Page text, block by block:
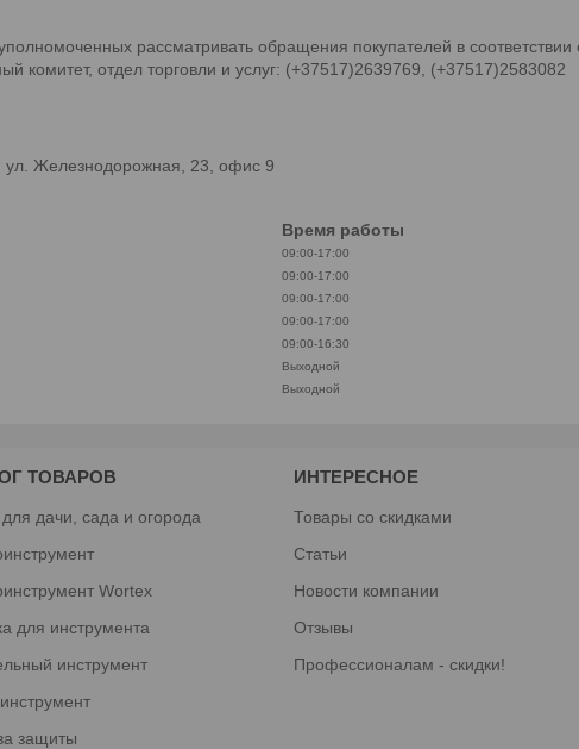
рассматривать обращения покупателей в
комитет, отдел торговли и услуг: (+37517)2639769, (+37517)2583082
ул. Железнодорожная, 23, офис 9
Время работы
09:00-17:00
09:00-17:00
09:00-17:00
09:00-17:00
09:00-16:30
Выходной
Выходной
ТОВАРОВ
дачи, сада и огорода
Wortex
для инструмента
инструмент
защиты
ИНТЕРЕСНОЕ
Товары со скидками
Статьи
Новости компании
Отзывы
Профессионалам - скидки!